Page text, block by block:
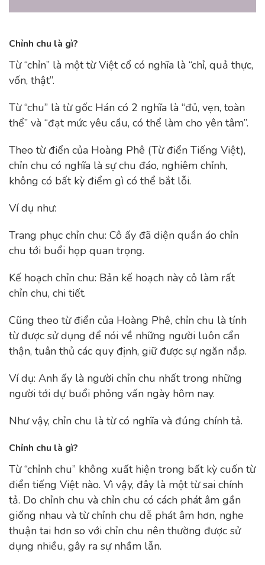
Chỉnh chu là gì?
Từ “chỉn” là một từ Việt cổ có nghĩa là “chỉ, quả thực,
vốn, thật”.
Từ “chu” là từ gốc Hán có 2 nghĩa là “đủ, vẹn, toàn
thể” và “đạt mức yêu cầu, có thể làm cho yên tâm”.
Theo từ điển của Hoàng Phê (Từ điển Tiếng Việt),
chỉn chu có nghĩa là sự chu đáo, nghiêm chỉnh,
không có bất kỳ điểm gì có thể bắt lỗi.
Ví dụ như:
Trang phục chỉn chu: Cô ấy đã diện quần áo chỉn
chu tới buổi họp quan trọng.
Kế hoạch chỉn chu: Bản kế hoạch này cô làm rất
chỉn chu, chi tiết.
Cũng theo từ điển của Hoàng Phê, chỉn chu là tính
từ được sử dụng để nói về những người luôn cẩn
thận, tuân thủ các quy định, giữ được sự ngăn nắp.
Ví dụ: Anh ấy là người chỉn chu nhất trong những
người tới dự buổi phỏng vấn ngày hôm nay.
Như vậy, chỉn chu là từ có nghĩa và đúng chính tả.
Chỉnh chu là gì?
Từ “chỉnh chu” không xuất hiện trong bất kỳ cuốn từ
điển tiếng Việt nào. Vì vậy, đây là một từ sai chính
tả. Do chỉnh chu và chỉn chu có cách phát âm gần
giống nhau và từ chỉnh chu dễ phát âm hơn, nghe
thuận tai hơn so với chỉn chu nên thường được sử
dụng nhiều, gây ra sự nhầm lẫn.